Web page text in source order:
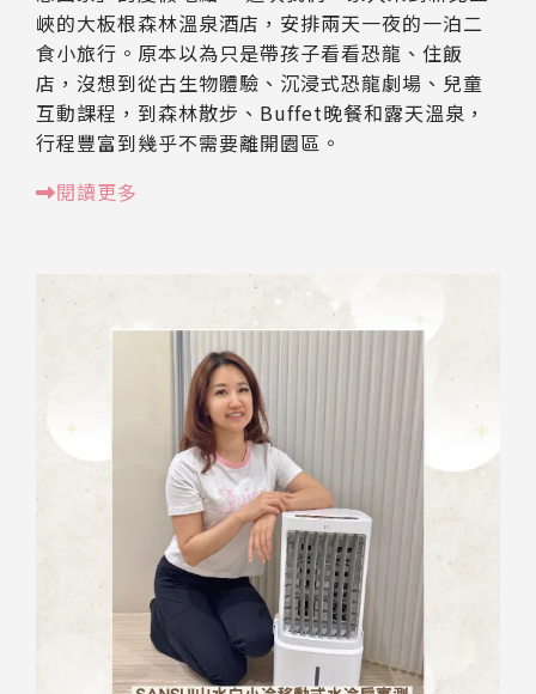
峽的大板根森林溫泉酒店，安排兩天一夜的一泊二
食小旅行。原本以為只是帶孩子看看恐龍、住飯
店，沒想到從古生物體驗、沉浸式恐龍劇場、兒童
互動課程，到森林散步、Buffet晚餐和露天溫泉，
行程豐富到幾乎不需要離開園區。
閱讀更多